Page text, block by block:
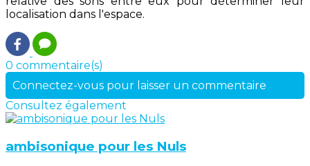
localisation dans l'espace.
0 commentaire(s)
Connectez-vous pour laisser un commentaire
Consultez également
ambisonique pour les Nuls